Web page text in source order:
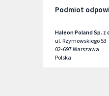
Podmiot
Haleon Poland Sp. z
ul. Rzymowskiego 53
02-697Warszawa
Polska